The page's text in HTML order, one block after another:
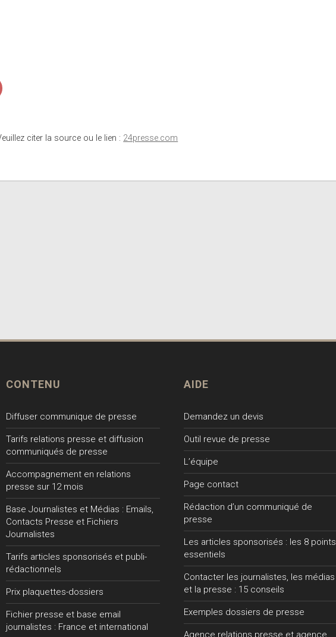
citer la source ou le lien : 24presse.com
CONTENU
Diffuser communique de presse
Tarifs relations presse et diffusion
communiqués de presse
Accompagnement en relations
presse sur 12 mois
Base Journalistes et Médias : Emails,
Contacts Presse et Fichiers
Journalistes
Tarifs articles sponsorisés et publi-
rédactionnels
Prix plaquettes-dossiers
Fichier presse et base email
journalistes : France et international
AIDE
Demandez un devis
Outil revue de presse
L’équipe
Page contact
Rédaction d’un communiqué de
presse
Les articles sponsorisés : les 8 points
essentiels
Contacter les journalistes, les médias
et la presse : 15 conseils
Exemples dossiers de presse
Agence relations presse et agence